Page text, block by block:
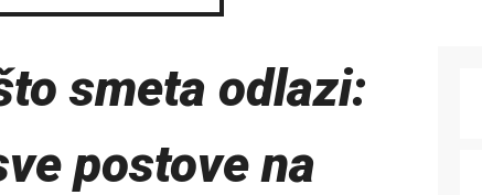
smeta odlazi:
postove na